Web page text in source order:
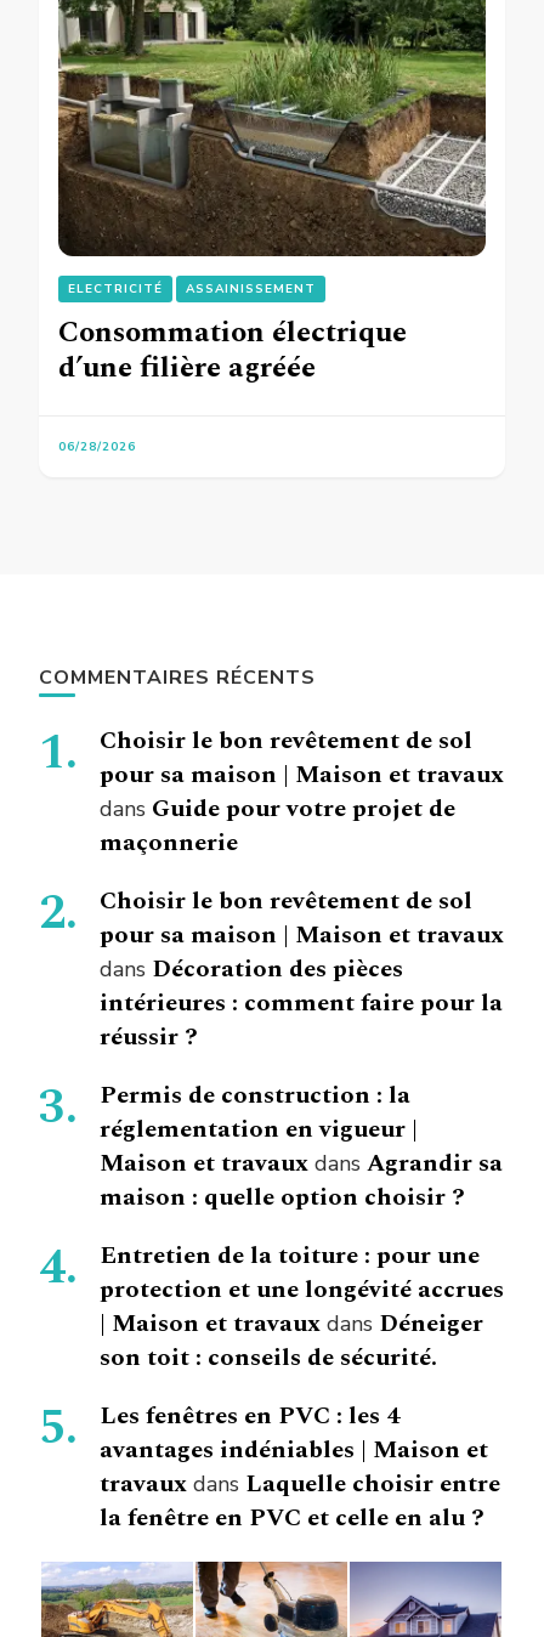
ELECTRICITÉ ASSAINISSEMENT
Consommation électrique
d’une filière agréée
06/28/2026
COMMENTAIRES RÉCENTS
Choisir le bon revêtement de sol
pour sa maison | Maison et travaux
dans Guide pour votre projet de
maçonnerie
Choisir le bon revêtement de sol
pour sa maison | Maison et travaux
dans Décoration des pièces
intérieures : comment faire pour la
réussir ?
Permis de construction : la
réglementation en vigueur |
Maison et travaux dans Agrandir sa
maison : quelle option choisir ?
Entretien de la toiture : pour une
protection et une longévité accrues
| Maison et travaux dans Déneiger
son toit : conseils de sécurité.
Les fenêtres en PVC : les 4
avantages indéniables | Maison et
travaux dans Laquelle choisir entre
la fenêtre en PVC et celle en alu ?